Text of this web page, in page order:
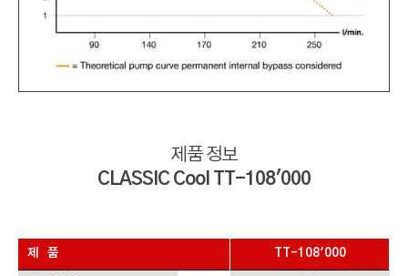
제품 정보
CLASSIC Cool TT-108'000
제 품 TT-108'000